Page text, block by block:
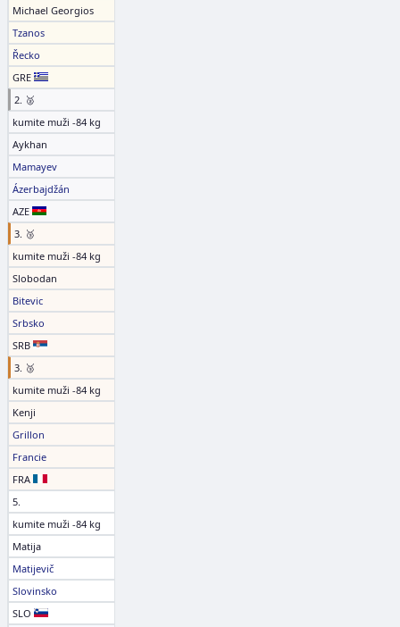
Michael Georgios
Tzanos
Řecko
GRE
2. 🥈
kumite muži -84 kg
Aykhan
Mamayev
Ázerbajdžán
AZE
3. 🥉
kumite muži -84 kg
Slobodan
Bitevic
Srbsko
SRB
3. 🥉
kumite muži -84 kg
Kenji
Grillon
Francie
FRA
5.
kumite muži -84 kg
Matija
Matijevič
Slovinsko
SLO